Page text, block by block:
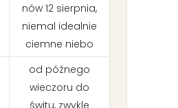
nów 12 sierpnia,
niemal idealnie
ciemne niebo
od późnego
wieczoru do
świtu, zwykle